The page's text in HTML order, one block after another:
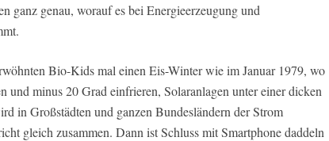
ganz genau, worauf es bei Energieerzeugung und
Bio-Kids mal einen Eis-Winter wie im Januar 1979, wo
und minus 20 Grad einfrieren, Solaranlagen unter einer dicken
in Großstädten und ganzen Bundesländern der Strom
gleich zusammen. Dann ist Schluss mit Smartphone daddeln